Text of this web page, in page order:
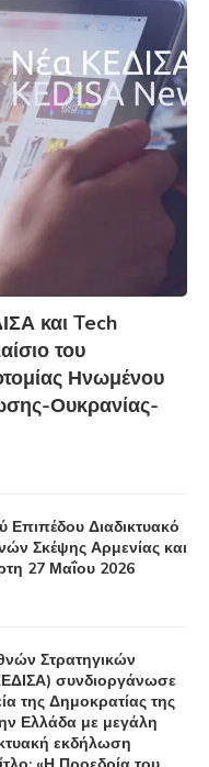
και Tech
του
Ηνωμένου
Ουκρανίας-
Διαδικτυακό
Σκέψης Αρμενίας και
27 Μαΐου 2026
Στρατηγικών
συνδιοργάνωσε
της Δημοκρατίας της
Ελλάδα με μεγάλη
εκδήλωση